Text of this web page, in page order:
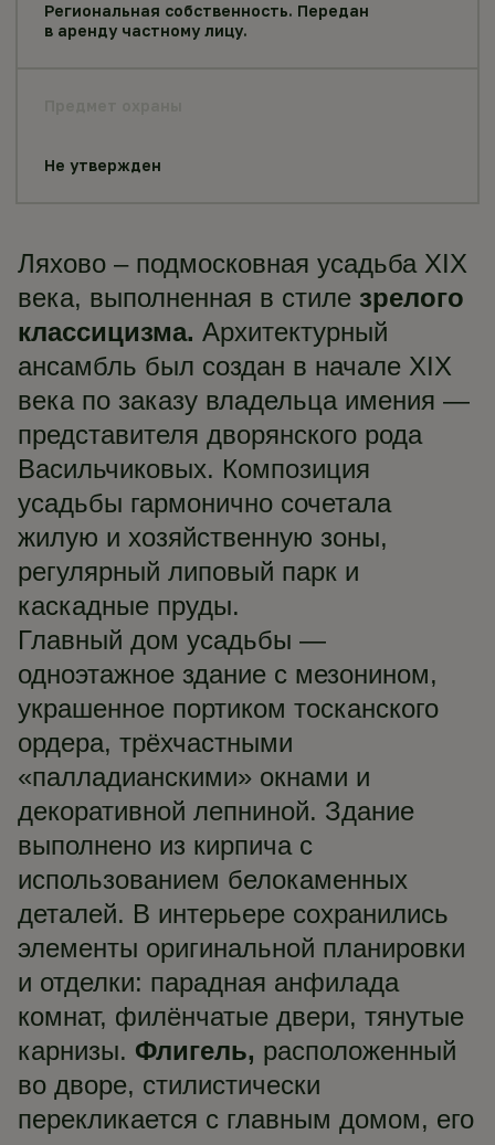
Региональная собственность. Передан
в аренду частному лицу.
Не утвержден
Ляхово – подмосковная усадьба XIX
века, выполненная в стиле зрелого
классицизма. Архитектурный
ансамбль был создан в начале XIX
века по заказу владельца имения —
представителя дворянского рода
Васильчиковых. Композиция
усадьбы гармонично сочетала
жилую и хозяйственную зоны,
регулярный липовый парк и
каскадные пруды.
Главный дом усадьбы —
одноэтажное здание с мезонином,
украшенное портиком тосканского
ордера, трёхчастными
«палладианскими» окнами и
декоративной лепниной. Здание
выполнено из кирпича с
использованием белокаменных
деталей. В интерьере сохранились
элементы оригинальной планировки
и отделки: парадная анфилада
комнат, филёнчатые двери, тянутые
карнизы. Флигель, расположенный
во дворе, стилистически
перекликается с главным домом, его